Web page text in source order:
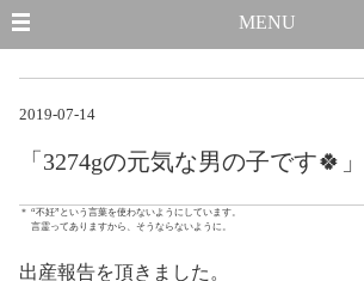
MENU
2019-07-14
「3274gの元気な男の子です🍀」
＊ “不妊”という言葉を使わないようにしています。
言霊ってありますから、そうならないように。
出産報告を頂きました。